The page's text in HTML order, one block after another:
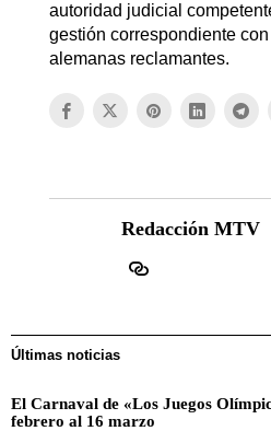
autoridad judicial
gestión correspondiente
alemanas reclamantes.
Redacción MTV
Últimas noticias
El Carnaval de «Los Juegos
febrero al 16 marzo